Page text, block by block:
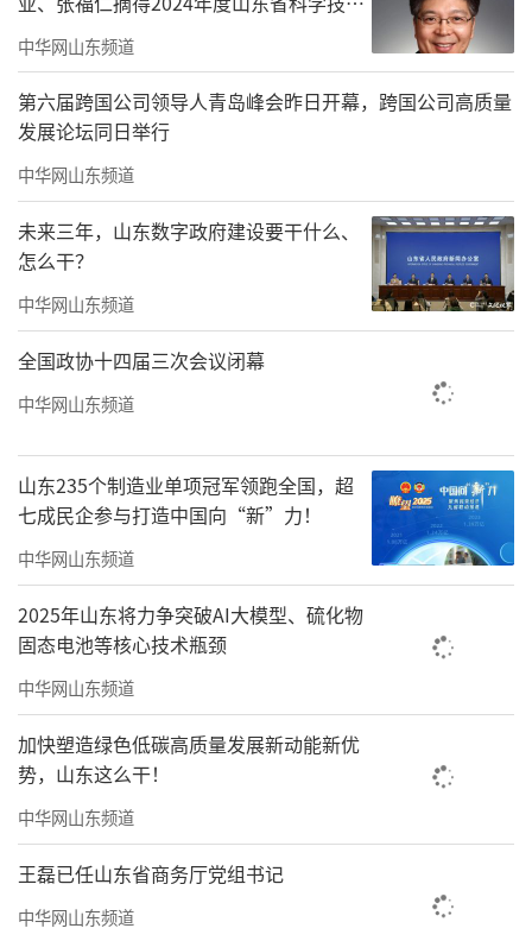
om或官微“青岛国际马拉松”，马拉松、半程
马拉松报名如额满需抽签决定，迷你马拉松、
家庭跑、公益跑名额先到先得，额满即止。报
名截止日期为9月29日。报名费用分别为：全马
200元/人；半马160元/人；迷你跑和家庭跑60
元/人；公益跑500元/人。跑友也可关注“青岛
国际马拉松”官方微信公众号和“青岛马拉松
赛”官方微博，获取最新赛事信息。
奖最高奖！
中华网山东频道
第六届跨国公司领导人青岛峰会昨日开幕，跨国公司高质量
发展论坛同日举行
中华网山东频道
未来三年，山东数字政府建设要干什么、
怎么干？
中华网山东频道
全国政协十四届三次会议闭幕
中华网山东频道
山东235个制造业单项冠军领跑全国，超
七成民企参与打造中国向“新”力！
中华网山东频道
2025年山东将力争突破AI大模型、硫化物
固态电池等核心技术瓶颈
中华网山东频道
加快塑造绿色低碳高质量发展新动能新优
势，山东这么干！
中华网山东频道
王磊已任山东省商务厅党组书记
中华网山东频道